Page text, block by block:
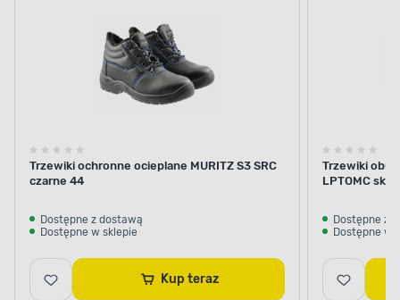
Trzewiki ochronne ocieplane MURITZ S3 SRC
czarne 44
Dostępne z dostawą
Dostępne w sklepie
Kup teraz
Trzewiki
LPTOMC
Dostępne z
Dostępne w